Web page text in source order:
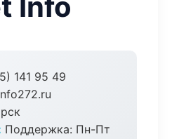
141 95 49
Поддержка: Пн-Пт